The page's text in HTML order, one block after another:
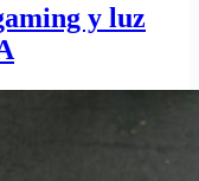
y luz